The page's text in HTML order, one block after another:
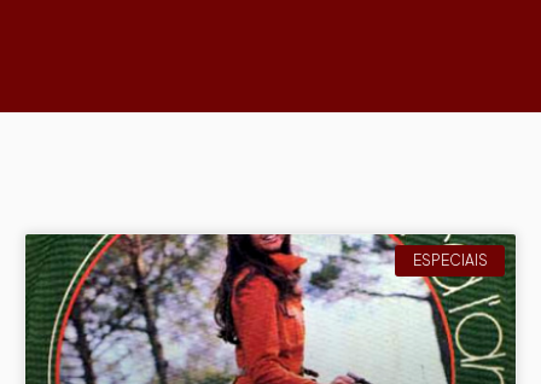
ESPECIAIS